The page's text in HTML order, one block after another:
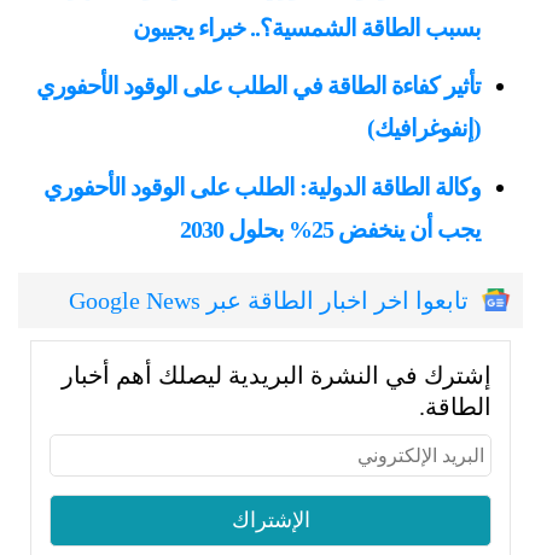
بسبب الطاقة الشمسية؟.. خبراء يجيبون
تأثير كفاءة الطاقة في الطلب على الوقود الأحفوري
(إنفوغرافيك)
وكالة الطاقة الدولية: الطلب على الوقود الأحفوري
يجب أن ينخفض 25% بحلول 2030
تابعوا اخر اخبار الطاقة عبر Google News
إشترك في النشرة البريدية ليصلك أهم أخبار
الطاقة.